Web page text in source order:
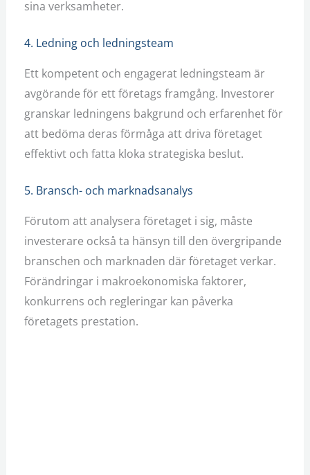
sina verksamheter.
4. Ledning och ledningsteam
Ett kompetent och engagerat ledningsteam är
avgörande för ett företags framgång. Investorer
granskar ledningens bakgrund och erfarenhet för
att bedöma deras förmåga att driva företaget
effektivt och fatta kloka strategiska beslut.
5. Bransch- och marknadsanalys
Förutom att analysera företaget i sig, måste
investerare också ta hänsyn till den övergripande
branschen och marknaden där företaget verkar.
Förändringar i makroekonomiska faktorer,
konkurrens och regleringar kan påverka
företagets prestation.